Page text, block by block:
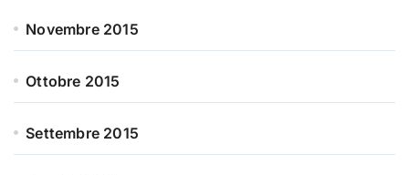
Novembre 2015
Ottobre 2015
Settembre 2015